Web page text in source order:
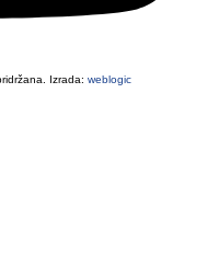
Izrada: weblogic